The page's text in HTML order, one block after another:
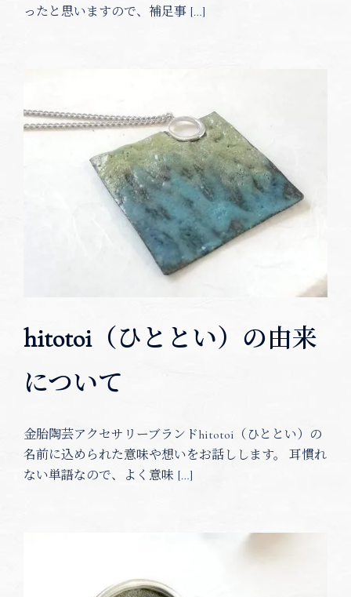
ったと思いますので、補足事 […]
hitotoi（ひととい）の由来
について
金胎陶芸アクセサリーブランドhitotoi（ひととい）の
名前に込められた意味や想いをお話しします。 耳慣れ
ない単語なので、よく意味 […]